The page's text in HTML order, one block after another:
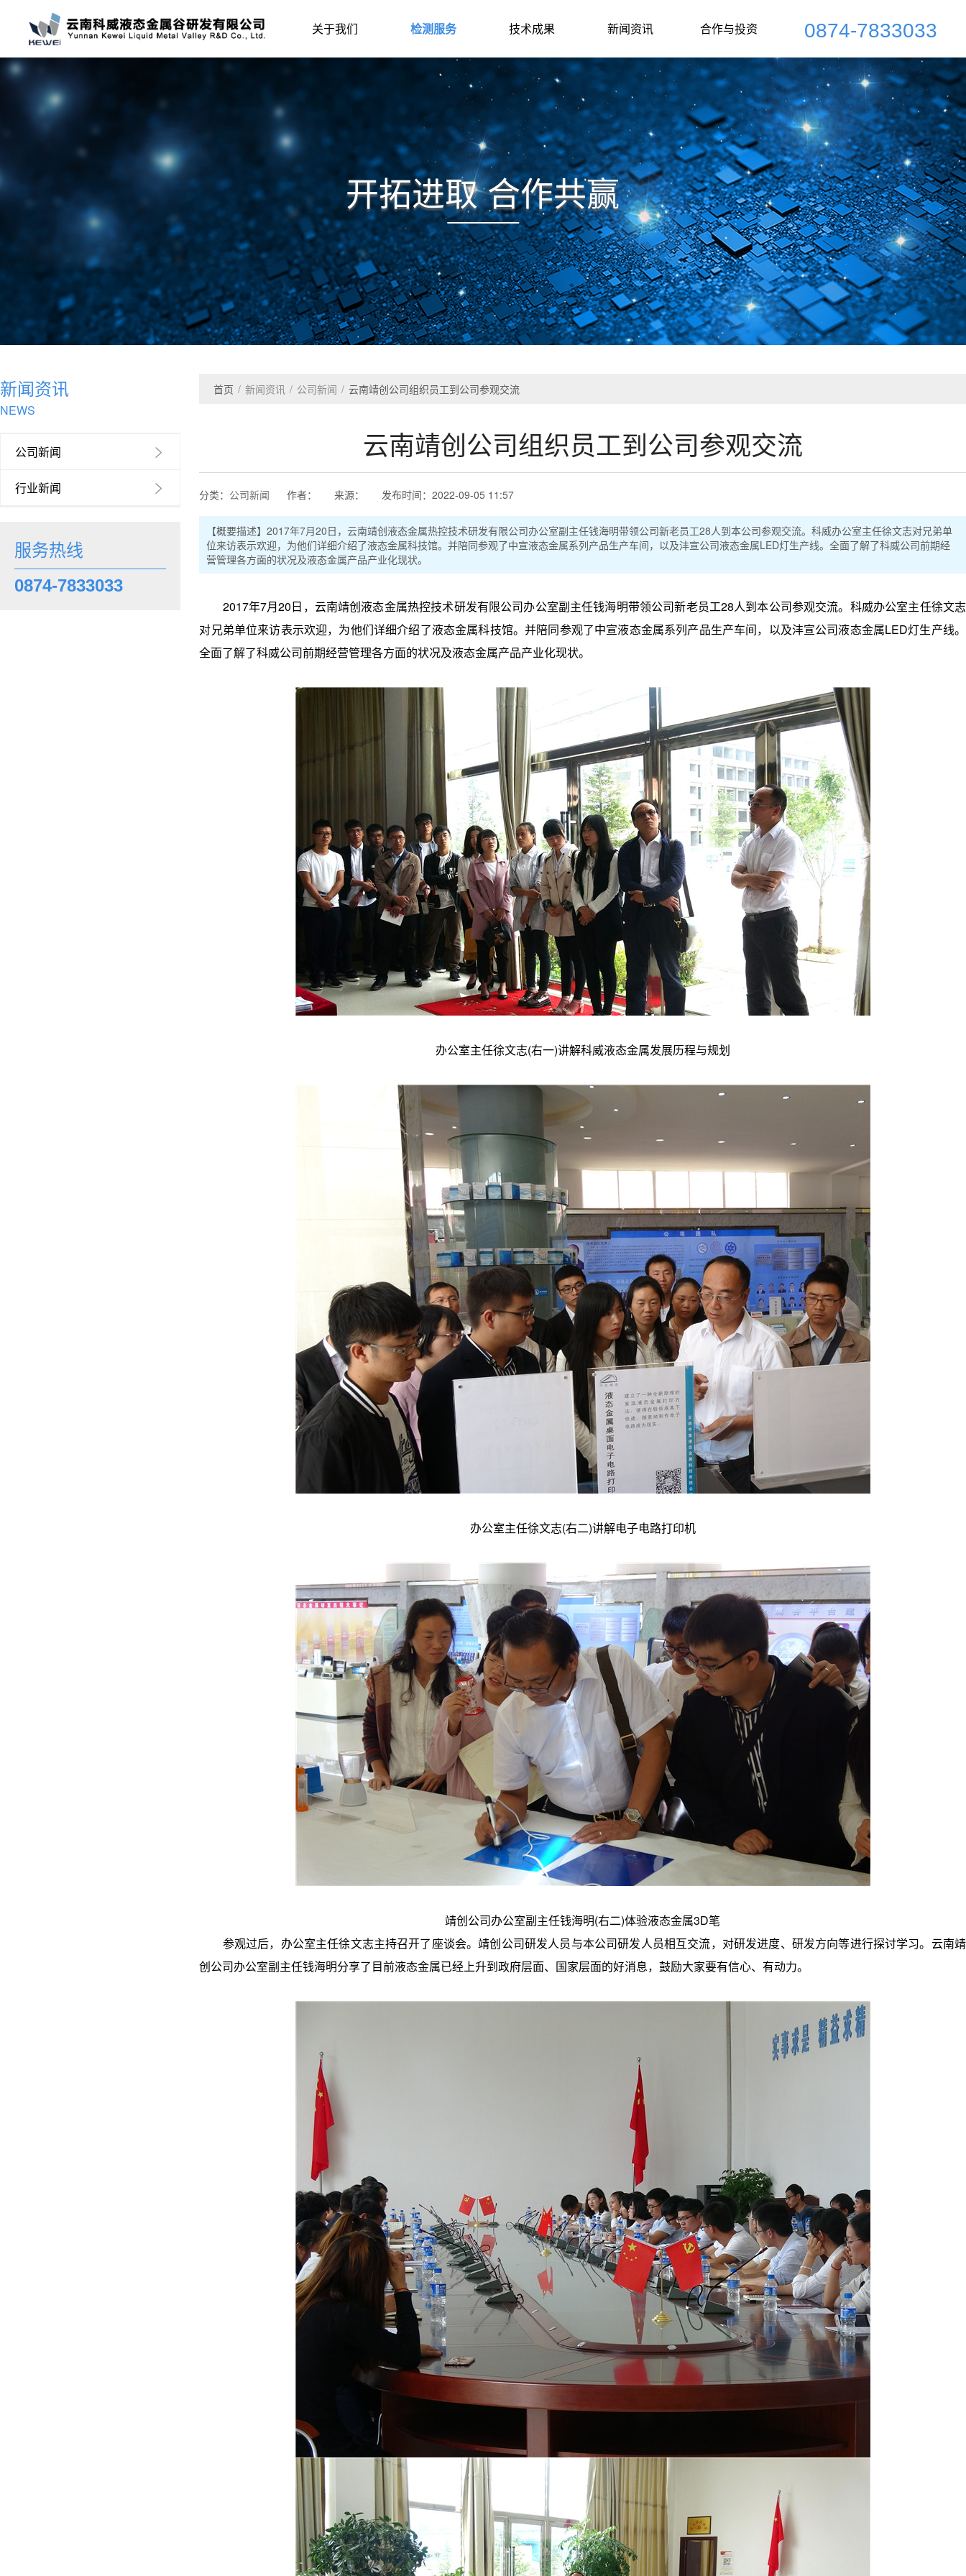
关于我们 检测服务 技术成果 新闻资讯 合作与投资 0874-7833033
开拓进取 合作共赢
新闻资讯
NEWS
公司新闻 
行业新闻 
服务热线
0874-7833033
首页 / 新闻资讯 / 公司新闻 / 云南靖创公司组织员工到公司参观交流
云南靖创公司组织员工到公司参观交流
分类： 公司新闻 作者： 来源： 发布时间：2022-09-05 11:57
【概要描述】2017年7月20日，云南靖创液态金属热控技术研发有限公司办公室副主任钱海明带领公司新老员工28人到本公司参观交流。科威办公室主任徐文志对兄弟单
位来访表示欢迎，为他们详细介绍了液态金属科技馆。并陪同参观了中宣液态金属系列产品生产车间，以及沣宣公司液态金属LED灯生产线。全面了解了科威公司前期经
营管理各方面的状况及液态金属产品产业化现状。
2017年7月20日，云南靖创液态金属热控技术研发有限公司办公室副主任钱海明带领公司新老员工28人到本公司参观交流。科威办公室主任徐文志
对兄弟单位来访表示欢迎，为他们详细介绍了液态金属科技馆。并陪同参观了中宣液态金属系列产品生产车间，以及沣宣公司液态金属LED灯生产线。
全面了解了科威公司前期经营管理各方面的状况及液态金属产品产业化现状。
办公室主任徐文志(右一)讲解科威液态金属发展历程与规划
办公室主任徐文志(右二)讲解电子电路打印机
靖创公司办公室副主任钱海明(右二)体验液态金属3D笔
参观过后，办公室主任徐文志主持召开了座谈会。靖创公司研发人员与本公司研发人员相互交流，对研发进度、研发方向等进行探讨学习。云南靖
创公司办公室副主任钱海明分享了目前液态金属已经上升到政府层面、国家层面的好消息，鼓励大家要有信心、有动力。